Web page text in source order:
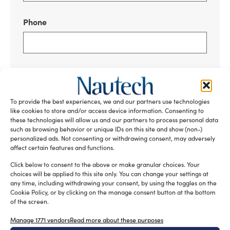
To provide the best experiences, we and our partners use technologies
like cookies to store and/or access device information. Consenting to
these technologies will allow us and our partners to process personal data
such as browsing behavior or unique IDs on this site and show (non-)
personalized ads. Not consenting or withdrawing consent, may adversely
affect certain features and functions.
Click below to consent to the above or make granular choices. Your
choices will be applied to this site only. You can change your settings at
any time, including withdrawing your consent, by using the toggles on the
Cookie Policy, or by clicking on the manage consent button at the bottom
of the screen.
Manage 1771 vendorsRead more about these purposes
Phone
Message*